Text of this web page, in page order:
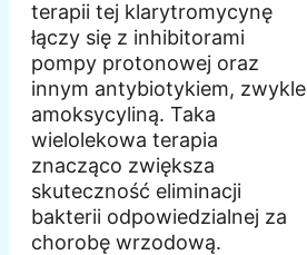
terapii tej klarytromycynę
łączy się z inhibitorami
pompy protonowej oraz
innym antybiotykiem, zwykle
amoksycyliną. Taka
wielolekowa terapia
znacząco zwiększa
skuteczność eliminacji
bakterii odpowiedzialnej za
chorobę wrzodową.